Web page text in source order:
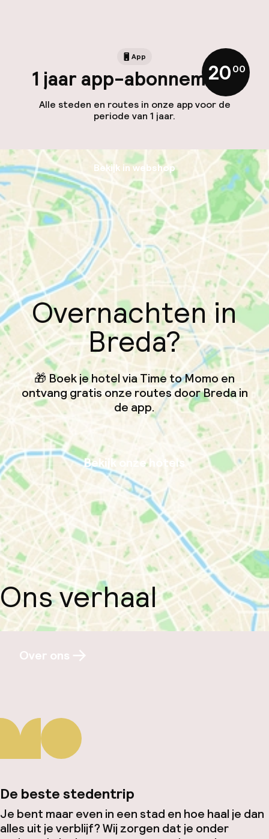
App
1 jaar app-abonnement
Alle steden en routes in onze app voor de
periode van 1 jaar.
20,00
Bekijk in webshop
Overnachten in
Breda?
🎁 Boek je hotel via Time to Momo en
ontvang gratis onze routes door Breda in
de app.
Bekijk onze hotels
Ons verhaal
Over ons
De beste stedentrip
Je bent maar even in een stad en hoe haal je dan
alles uit je verblijf? Wij zorgen dat je onder